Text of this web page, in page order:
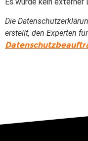
Es wurde kein
Die
erstellt, den Experten für